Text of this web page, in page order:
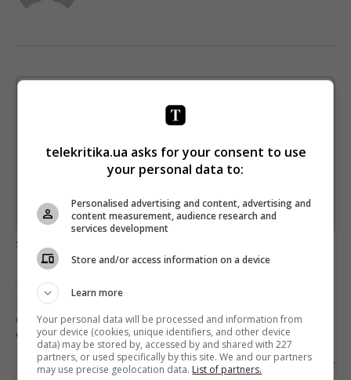
Щотижневий лист з найцікавішим.
!
Підписатись→
Предоставлено SendPulse
загрузка...
Предыдущий пост
СТИВЕН СПИЛБЕРГ РАССКАЗАЛ О СВОЕМ
САМОМ ТРУДНОМ СЪЕМОЧНОМ ОПЫТЕ
Следующий пост
telekritika.ua asks for your consent to use
your personal data to:
Personalised advertising and content, advertising and
content measurement, audience research and
services development
Store and/or access information on a device
Learn more
Your personal data will be processed and information from
your device (cookies, unique identifiers, and other device
data) may be stored by, accessed by and shared with 227
partners, or used specifically by this site. We and our partners
may use precise geolocation data. List of partners.